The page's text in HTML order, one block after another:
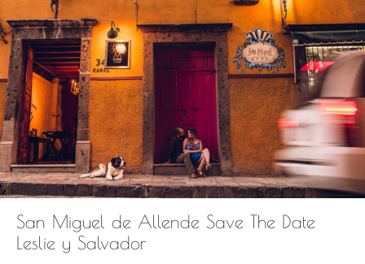
San Miguel de Allende Save The Date
Leslie y Salvador